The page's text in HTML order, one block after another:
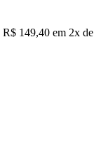
R$ 149,40 em 2x de